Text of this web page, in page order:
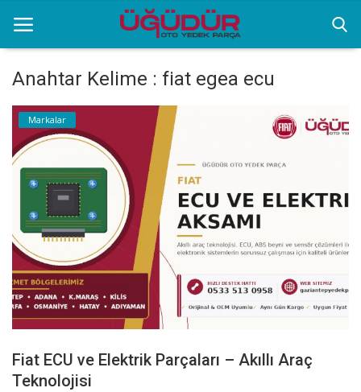
Anasayfa
Markalar
Ürünlerimiz
Sektörel Bilgiler
Galeri
İletişim
Anahtar Kelime : fiat egea ecu
Markalar
Fiat ECU ve Elektrik Parçaları – Akıllı Araç
Teknolojisi